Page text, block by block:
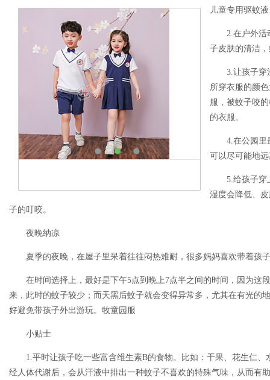
儿童专用驱蚊
2.在户外
子皮肤的清洁
3.让孩子穿
所穿衣服的颜
服，被蚊子咬
的衣服。
4.在公园里
可以尽可能地
5.给孩子穿
湿度会降低、
子的叮咬。
夜晚纳凉
夏季的夜晚，在屋子里呆着往往闷热难耐，很多妈妈喜欢带着孩
在时间选择上，最好是下午5点到晚上7点半之间的时间，因为这
来，此时的蚊子较少；而天黑后蚊子就会变得异常多，尤其在有光的
好避免带孩子外出游玩。 牧童园服
小贴士
1.平时让孩子吃一些富含维生素B的食物。比如：干果、花生仁
经人体代谢后，会从汗液中排出一种蚊子不喜欢的特殊气味，从而有